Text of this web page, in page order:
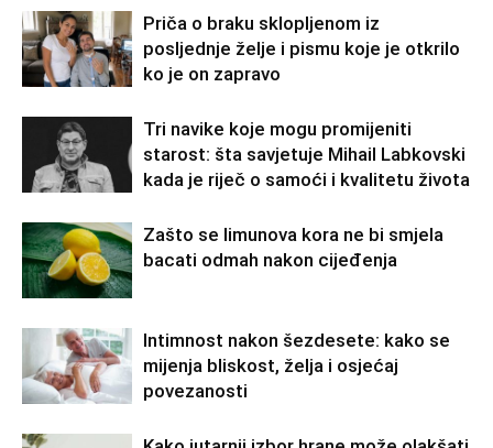
Priča o braku sklopljenom iz
posljednje želje i pismu koje je otkrilo
ko je on zapravo
Tri navike koje mogu promijeniti
starost: šta savjetuje Mihail Labkovski
kada je riječ o samoći i kvalitetu života
Zašto se limunova kora ne bi smjela
bacati odmah nakon cijeđenja
Intimnost nakon šezdesete: kako se
mijenja bliskost, želja i osjećaj
povezanosti